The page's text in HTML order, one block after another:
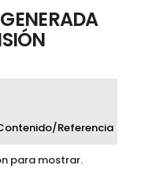
Referencia
para mostrar.